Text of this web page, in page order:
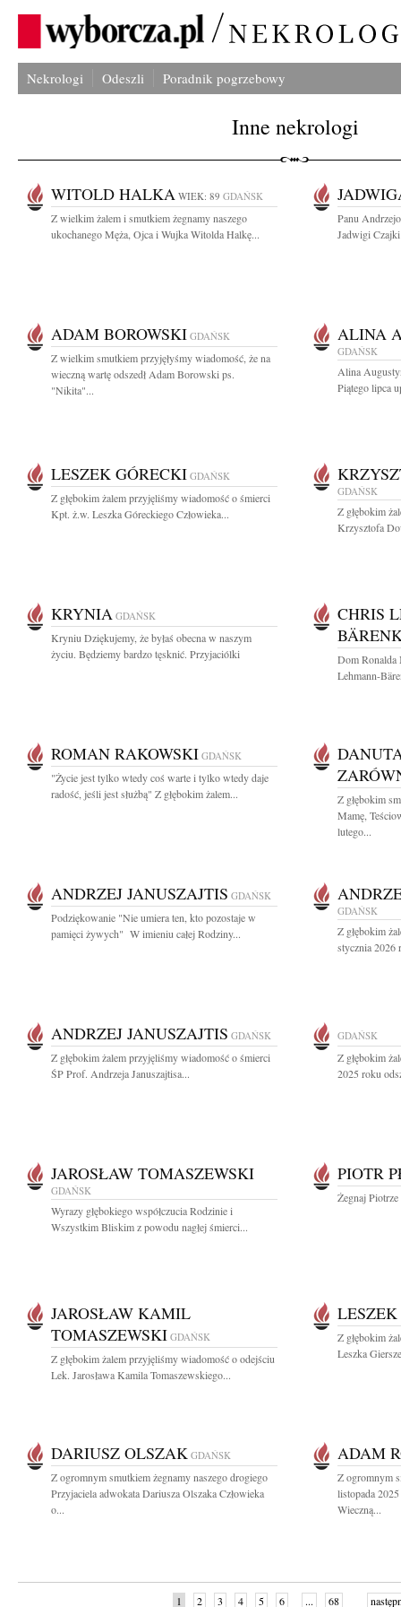
Nekrologi Odeszli Poradnik pogrzebowy
Inne nekrologi
WITOLD HALKA WIEK: 89 GDAŃSK
Z wielkim żalem i smutkiem żegnamy naszego
ukochanego Męża, Ojca i Wujka Witolda Halkę...
Panu
Jadwigi
ADAM BOROWSKI GDAŃSK
Z wielkim smutkiem przyjęłyśmy wiadomość, że na
wieczną wartę odszedł Adam Borowski ps.
"Nikita"...
ALINA
GDAŃSK
Alina
Piątego lipca
LESZEK GÓRECKI GDAŃSK
Z głębokim żalem przyjęliśmy wiadomość o śmierci
Kpt. ż.w. Leszka Góreckiego Człowieka...
GDAŃSK
Z głębokim
Krzysztofa
KRYNIA GDAŃSK
Kryniu Dziękujemy, że byłaś obecna w naszym
życiu. Będziemy bardzo tęsknić. Przyjaciólki
CHRIS
Dom Ronalda
Lehmann-
ROMAN RAKOWSKI GDAŃSK
"Życie jest tylko wtedy coś warte i tylko wtedy daje
radość, jeśli jest służbą" Z głębokim żalem...
Z głębokim
Mamę,
lutego...
ANDRZEJ JANUSZAJTIS GDAŃSK
Podziękowanie "Nie umiera ten, kto pozostaje w
pamięci żywych" W imieniu całej Rodziny...
GDAŃSK
Z głębokim
stycznia 2026
ANDRZEJ JANUSZAJTIS GDAŃSK
Z głębokim żalem przyjęliśmy wiadomość o śmierci
ŚP Prof. Andrzeja Januszajtisa...
GDAŃSK
Z głębokim
2025 roku
JAROSŁAW TOMASZEWSKI
GDAŃSK
Wyrazy głębokiego współczucia Rodzinie i
Wszystkim Bliskim z powodu nagłej śmierci...
PIOTR
Żegnaj
JAROSŁAW KAMIL
TOMASZEWSKI GDAŃSK
Z głębokim żalem przyjęliśmy wiadomość o odejściu
Lek. Jarosława Kamila Tomaszewskiego...
Z głębokim
Leszka
DARIUSZ OLSZAK GDAŃSK
Z ogromnym smutkiem żegnamy naszego drogiego
Przyjaciela adwokata Dariusza Olszaka Człowieka
o...
ADAM
Z ogromnym
listopada
Wieczną...
1 2 3 4 5 6 ... 68